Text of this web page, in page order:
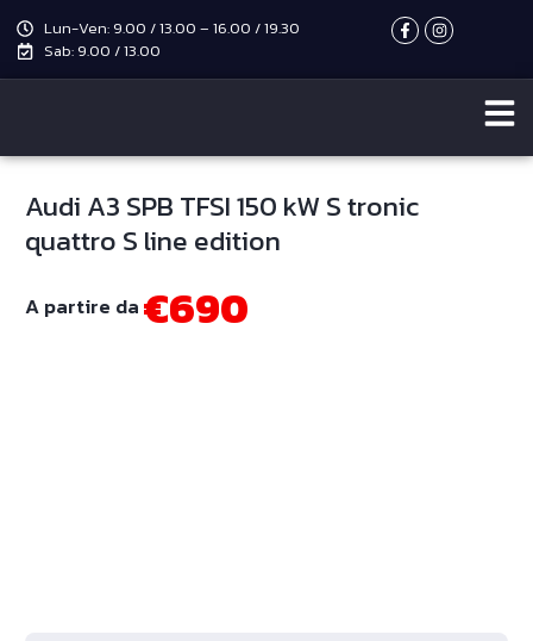
Lun-Ven: 9.00 / 13.00 – 16.00 / 19.30
Sab: 9.00 / 13.00
Audi A3 SPB TFSI 150 kW S tronic
quattro S line edition
A partire da€690